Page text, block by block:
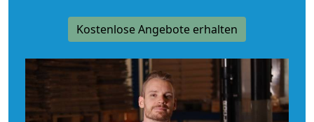
Kostenlose Angebote erhalten